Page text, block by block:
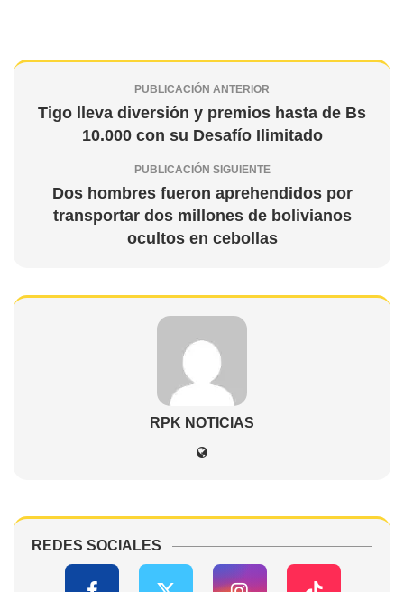
PUBLICACIÓN ANTERIOR
Tigo lleva diversión y premios hasta de Bs
10.000 con su Desafío Ilimitado
PUBLICACIÓN SIGUIENTE
Dos hombres fueron aprehendidos por
transportar dos millones de bolivianos
ocultos en cebollas
RPK NOTICIAS
REDES SOCIALES